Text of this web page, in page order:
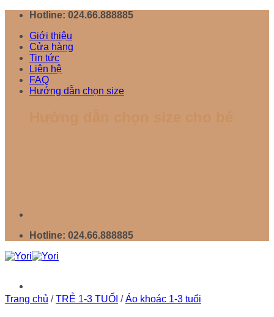
Chuyển
dung
Hotline: 024.66.888885
Giới thiệu
Cửa hàng
Tin tức
Liên hệ
FAQ
Hướng dẫn chọn size
Hotline: 024.66.888885
Trang chủ / TRẺ 1-3 TUỔI / Áo khoác 1-3 tuổi